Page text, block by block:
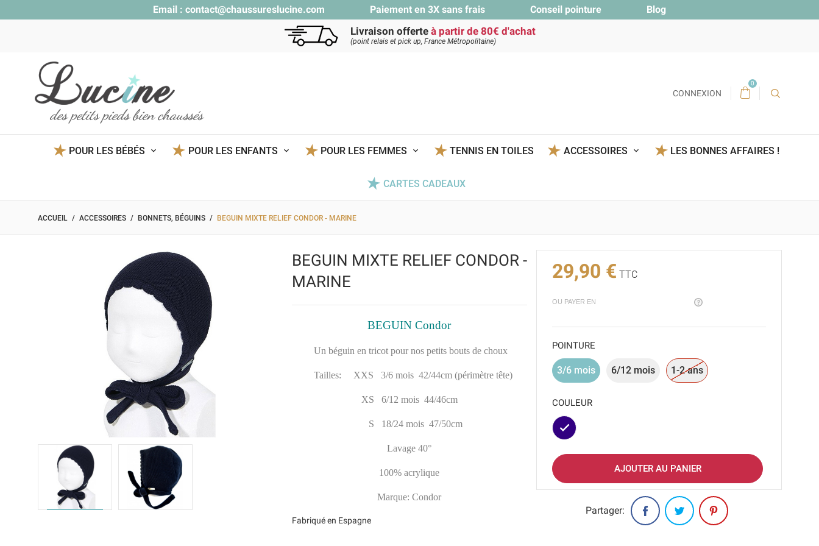
Email : contact@chaussureslucine.com Paiement en 3X sans frais Conseil pointure Blog
Livraison offerte à partir de 80€ d'achat
(point relais et pick up, France Métropolitaine)
des petits pieds bien chaussés
CONNEXION
0
POUR LES BÉBÉS POUR LES ENFANTS POUR LES FEMMES TENNIS EN TOILES ACCESSOIRES LES BONNES AFFAIRES !
CARTES CADEAUX
ACCUEIL ACCESSOIRES BONNETS, BÉGUINS BEGUIN MIXTE RELIEF CONDOR - MARINE
BEGUIN MIXTE RELIEF CONDOR -
MARINE
BEGUIN Condor
Un béguin en tricot pour nos petits bouts de choux
Tailles: XXS 3/6 mois 42/44cm (périmètre tête)
XS 6/12 mois 44/46cm
S 18/24 mois 47/50cm
Lavage 40°
100% acrylique
Marque: Condor
Fabriqué en Espagne
29,90 € TTC
OU PAYER EN
POINTURE
3/6 mois 6/12 mois 1-2 ans
COULEUR
Marine
AJOUTER AU PANIER
Partager: